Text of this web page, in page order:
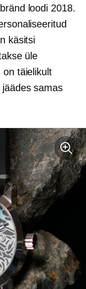
loodi 2018.
käsitsi
üle
on täielikult
jäädes samas